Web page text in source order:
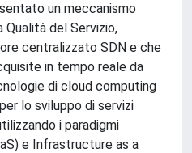
un meccanismo
Qualità del Servizio,
centralizzato SDN e che
in tempo reale da
di cloud computing
lo sviluppo di servizi
i paradigmi
e Infrastructure as a